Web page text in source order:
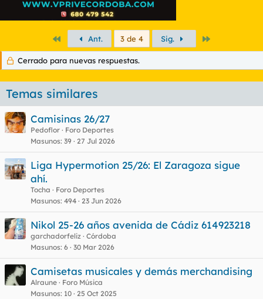
PrimeroAnt. 3 de 4 Sig.
Cerrado para nuevas respuestas.
Temas similares
Camisinas 26/27
Pedoflor
Foro Deportes
Masunos 39 27 Jul 2026
Liga Hypermotion 25/26: El Zaragoza sigue
ahí.
Tocha
Foro Deportes
Masunos 494 23 Jun 2026
Nikol 25-26 años avenida de Cádiz 614923218
garchadorfeliz Córdoba
Masunos 6 30 Mar 2026
Camisetas musicales y demás merchandising
Alraune
Foro Música
Masunos 10 25 Oct 2025